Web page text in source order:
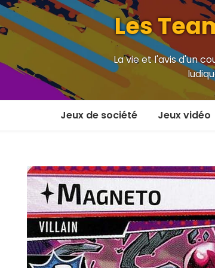
Les
La vie et l'avis d'un
Jeux de société
2 joueurs
2 joueurs et plus
En coop’
En versus
Jeux vidéo
En versus
Local en
En ligne
MMORPG